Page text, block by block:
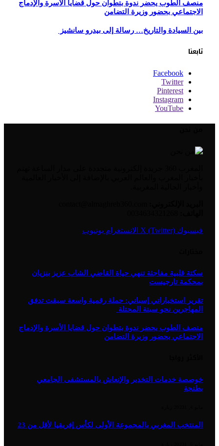
منصف الطوب يحضر ندوة بتطوان حول قضايا الأسرة والإدماج
الاجتماعي بحضور وزيرة التضامن
بين السيادة والتاريخ… رسالة إلى بيدرو سانشيز
تابعنا
Facebook
Twitter
Pinterest
Instagram
YouTube
فيسبوك X (Twitter) الانستغرام يوتيوب
سكتة قلبية مفاجئة تنهي حياة القاضي الشاب عزيز بنزيان
بمحكمة تارجيست
تقرير استخباراتي إسباني: حملة رقمية واسعة سبقت تدفق
المهاجرين نحو سبتة المحتلة
منصف الطوب يحضر ندوة بتطوان حول قضايا الأسرة والإدماج
الاجتماعي بحضور وزيرة التضامن
خوصصة خدمات التخدير والإنعاش بالمستشفى الجامعي
بطنجة
المنتخب المغربي بالمجموعة الأولى لكأس إفريقيا لأقل من 23